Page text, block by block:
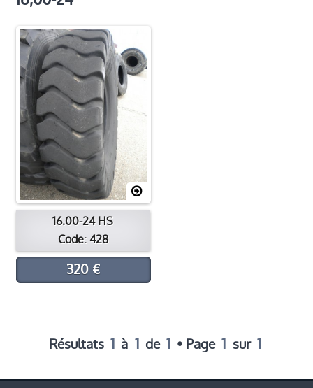
Contacter
Emplacement
16.00-24 HS
Code: 428
320 €
Résultats 1 à 1 de 1 • Page 1 sur 1